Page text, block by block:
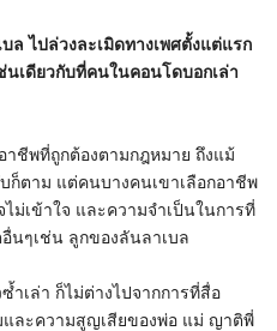
ล ไปล่วงละเมิดทางเพศตั้งแต่แรก
นเดียวกับที่คนในคอนโดบอกเล่า
าชีพที่ถูกต้องตามกฎหมาย ถึงแม้
ก็ตาม แต่คนบางคนเขาเลือกอาชีพ
ม่เข้าใจ และความจำเป็นในการที่
นๆเช่น ลูกของลันลาเบล
ำเล่า ก็ไม่ต่างไปจากการที่สื่อ
และความสูญเสียของพ่อ แม่ ญาติพี่